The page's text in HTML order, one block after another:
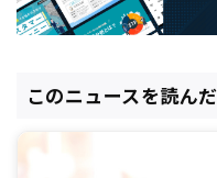
このニュースを読ん